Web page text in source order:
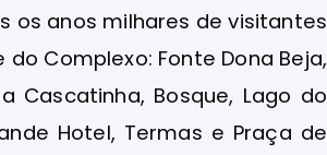
os anos milhares de visitantes
Complexo: Fonte Dona Beja,
Cascatinha, Bosque, Lago do
Hotel, Termas e Praça de